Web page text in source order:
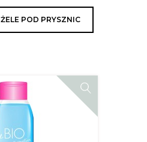
ŻELE POD PRYSZNIC